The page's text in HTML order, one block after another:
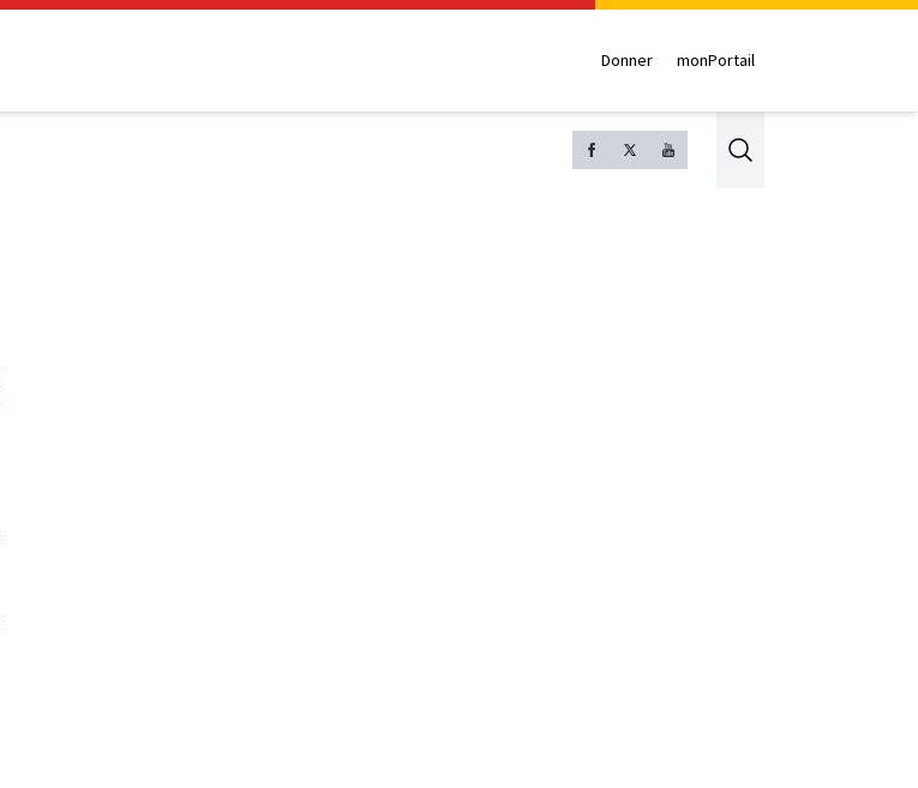
Donner monPortail
Search